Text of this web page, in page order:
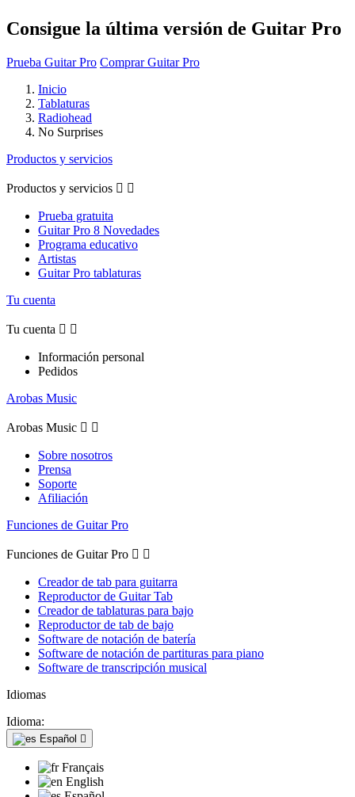
Consigue la última versión de Guitar Pro
Prueba Guitar Pro Comprar Guitar Pro
Inicio
Tablaturas
Radiohead
No Surprises
Productos y servicios
Productos y servicios  
Prueba gratuita
Guitar Pro 8 Novedades
Programa educativo
Artistas
Guitar Pro tablaturas
Tu cuenta
Tu cuenta  
Información personal
Pedidos
Arobas Music
Arobas Music  
Sobre nosotros
Prensa
Soporte
Afiliación
Funciones de Guitar Pro
Funciones de Guitar Pro  
Creador de tab para guitarra
Reproductor de Guitar Tab
Creador de tablaturas para bajo
Reproductor de tab de bajo
Software de notación de batería
Software de notación de partituras para piano
Software de transcripción musical
Idiomas
Idioma:
Español 
Français
English